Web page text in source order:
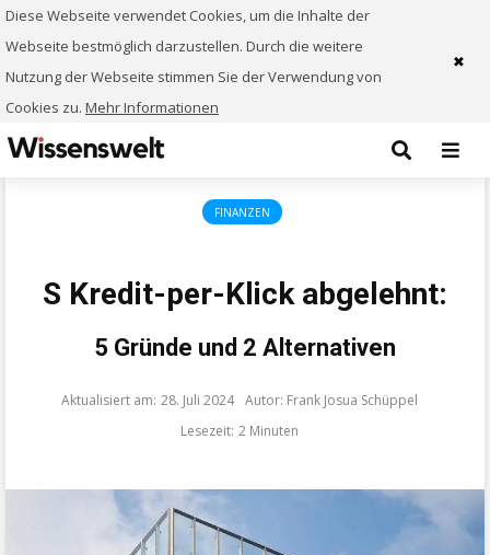
FINANZEN
S Kredit-per-Klick abgelehnt:
5 Gründe und 2 Alternativen
28. Juli 2024
Frank Josua Schüppel
2 Minuten
Diese Webseite verwendet Cookies, um die Inhalte der
Webseite bestmöglich darzustellen. Durch die weitere
Nutzung der Webseite stimmen Sie der Verwendung von
Cookies zu. Mehr Informationen
✖